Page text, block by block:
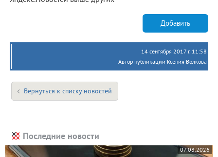
Добавить
14 сентября 2017 г. 11:58
Автор публикации Ксения Волкова
Вернуться к списку новостей
Последние новости
07.08.2026